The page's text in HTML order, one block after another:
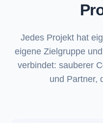
Jedes Projekt hat
eigene Zielgruppe
verbindet: sauberer
und Partner,